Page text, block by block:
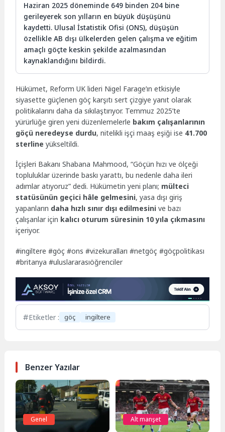
Haziran 2025 döneminde 649 binden 204 bine
gerileyerek son yılların en büyük düşüşünü
kaydetti. Ulusal İstatistik Ofisi (ONS), düşüşün
özellikle AB dışı ülkelerden gelen çalışma ve eğitim
amaçlı göçte keskin şekilde azalmasından
kaynaklandığını bildirdi.
Hükümet, Reform UK lideri Nigel Farage’ın etkisiyle
siyasette güçlenen göç karşıtı sert çizgiye yanıt olarak
politikalarını daha da sıkılaştırıyor. Temmuz 2025’te
yürürlüğe giren yeni düzenlemelerle bakım çalışanlarının
göçü neredeyse durdu, nitelikli işçi maaş eşiği ise 41.700
sterline yükseltildi.
İçişleri Bakanı Shabana Mahmood, “Göçün hızı ve ölçeği
topluluklar üzerinde baskı yarattı, bu nedenle daha ileri
adımlar atıyoruz” dedi. Hükümetin yeni planı; mülteci
statüsünün geçici hâle gelmesini, yasa dışı giriş
yapanların daha hızlı sınır dışı edilmesini ve bazı
çalışanlar için kalıcı oturum süresinin 10 yıla çıkmasını
içeriyor.
#ingiltere #göç #ons #vizekuralları #netgöç #göçpolitikası
#britanya #uluslararasıöğrenciler
Etiketler : göç ingiltere
Benzer Yazılar
Genel Alt manşet